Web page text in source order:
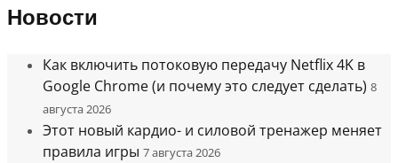
Новости
Как включить потоковую передачу Netflix 4K в
Google Chrome (и почему это следует сделать) 8
августа 2026
Этот новый кардио- и силовой тренажер меняет
правила игры 7 августа 2026